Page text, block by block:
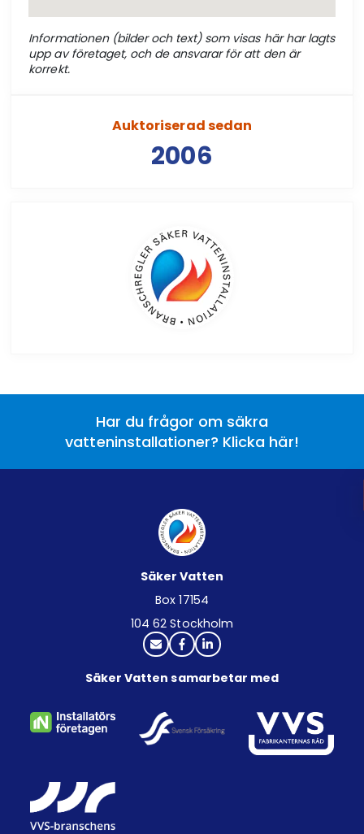
Informationen (bilder och text) som visas här har lagts
upp av företaget, och de ansvarar för att den är
korrekt.
Auktoriserad sedan
2006
Har du frågor om säkra
vatteninstallationer? Klicka här!
Säker Vatten
Box 17154
104 62 Stockholm
Säker Vatten samarbetar med